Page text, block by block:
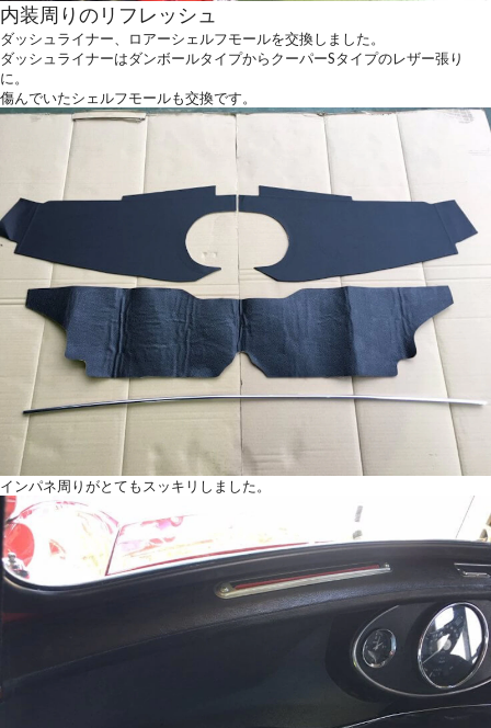
内装周りのリフレッシュ
ダッシュライナー、ロアーシェルフモールを交換しました。
ダッシュライナーはダンボールタイプからクーパーSタイプのレザー張り
に。
傷んでいたシェルフモールも交換です。
インパネ周りがとてもスッキリしました。